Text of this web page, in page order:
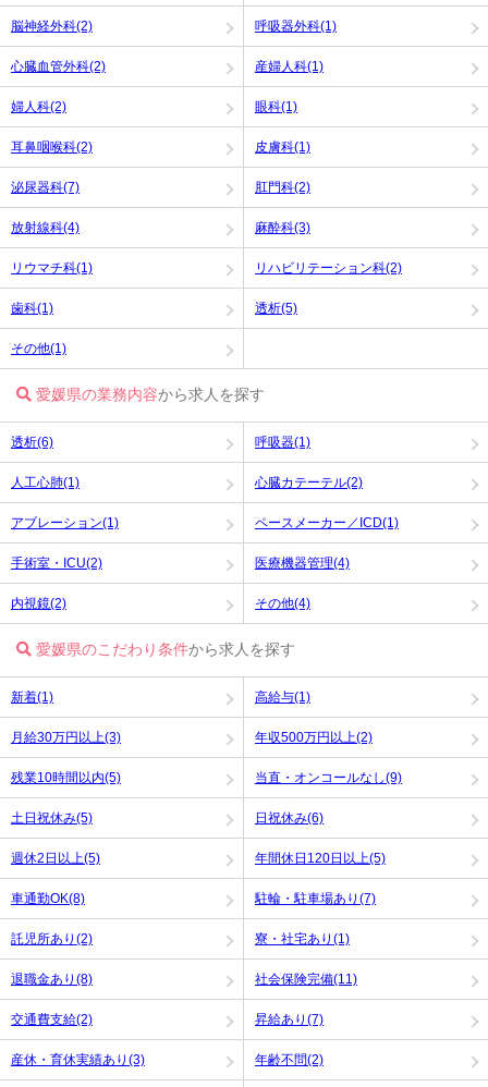
脳神経外科(2) 呼吸器外科(1)
心臓血管外科(2) 産婦人科(1)
婦人科(2) 眼科(1)
耳鼻咽喉科(2) 皮膚科(1)
泌尿器科(7) 肛門科(2)
放射線科(4) 麻酔科(3)
リウマチ科(1) リハビリテーション科(2)
歯科(1) 透析(5)
その他(1)
愛媛県の業務内容から求人を探す
透析(6) 呼吸器(1)
人工心肺(1) 心臓カテーテル(2)
アブレーション(1) ペースメーカー／ICD(1)
手術室・ICU(2) 医療機器管理(4)
内視鏡(2) その他(4)
愛媛県のこだわり条件から求人を探す
新着(1) 高給与(1)
月給30万円以上(3) 年収500万円以上(2)
残業10時間以内(5) 当直・オンコールなし(9)
土日祝休み(5) 日祝休み(6)
週休2日以上(5) 年間休日120日以上(5)
車通勤OK(8) 駐輪・駐車場あり(7)
託児所あり(2) 寮・社宅あり(1)
退職金あり(8) 社会保険完備(11)
交通費支給(2) 昇給あり(7)
産休・育休実績あり(3) 年齢不問(2)